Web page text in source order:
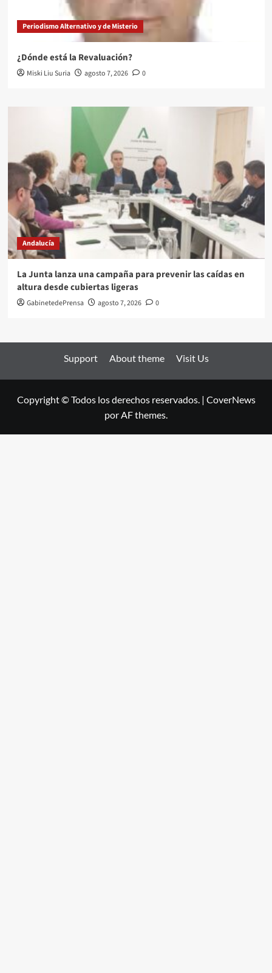
Periodismo Alternativo y de Misterio
¿Dónde está la Revaluación?
Miski Liu Suria agosto 7, 2026 0
Andalucía
La Junta lanza una campaña para prevenir las caídas en
altura desde cubiertas ligeras
GabinetedePrensa agosto 7, 2026 0
Support About theme Visit Us
Copyright © Todos los derechos reservados. | CoverNews
por AF themes.